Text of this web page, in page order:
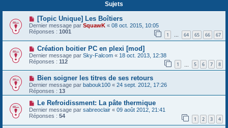
Sujets
[Topic Unique] Les Boîtiers
Dernier message par SquawK « 08 oct. 2015, 10:05
Réponses : 1001 1 … 64 65 66 67
Création boitier PC en plexi [mod]
Dernier message par Sky-Falcom « 18 oct. 2013, 12:38
Réponses : 112 1 5 6 7 8
Bien soigner les titres de ses retours
Dernier message par babouk100 « 24 sept. 2012, 17:26
Réponses : 13
Le Refroidissment: La pâte thermique
Dernier message par sabreoclair « 09 août 2012, 21:41
Réponses : 54 1 2 3 4